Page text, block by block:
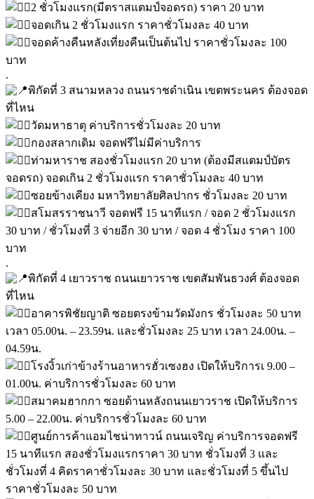
2 ชั่วโมงแรก(มีตราสแตมป์จอดรถ) ราคา 20 บาท
จอดเกิน 2 ชั่วโมงแรก ราคาชั่วโมงละ 40 บาท
จอดค้างคืนหลังเที่ยงคืนเป็นต้นไป ราคาชั่วโมงละ 100
บาท
.
พิกัดที่ 3 สนามหลวง ถนนราชดำเนิน เขตพระนคร ต้องจอด
ที่ไหน
วัดมหาธาตุ ค่าบริการชั่วโมงละ 20 บาท
กองสลากเดิม จอดฟรีไม่มีค่าบริการ
ท่ามหาราช สองชั่วโมงแรก 20 บาท (ต้องมีสแตมป์บัตร
จอดรถ) จอดเกิน 2 ชั่วโมงแรก ราคาชั่วโมงละ 40 บาท
ซอยข้างเคียง มหาวิทยาลัยศิลปากร ชั่วโมงละ 20 บาท
สโมสรราชนาวี จอดฟรี 15 นาทีแรก / จอด 2 ชั่วโมงแรก
30 บาท / ชั่วโมงที่ 3 จ่ายอีก 30 บาท / จอด 4 ชั่วโมง ราคา 100
บาท
.
พิกัดที่ 4 เยาวราช ถนนเยาวราช เขตสัมพันธวงศ์ ต้องจอด
ที่ไหน
อาคารพิชัยญาติ ซอยตรงข้ามวัดมังกร ชั่วโมงละ 50 บาท
เวลา 05.00น. – 23.59น. และชั่วโมงละ 25 บาท เวลา 24.00น. –
04.59น.
โรงงิ้วเก่าข้างร้านอาหารฮั่วเซงฮง เปิดให้บริการเ 9.00 –
01.00น. ค่าบริการชั่วโมงละ 60 บาท
สมาคมฮากกา ซอยด้านหลังถนนเยาวราช เปิดให้บริการ
5.00 – 22.00น. ค่าบริการชั่วโมงละ 60 บาท
ศูนย์การค้าแอมไชน่าทาวน์ ถนนเจริญ ค่าบริการจอดฟรี
15 นาทีแรก สองชั่วโมงแรกราคา 30 บาท ชั่วโมงที่ 3 และ
ชั่วโมงที่ 4 คิดราคาชั่วโมงละ 30 บาท และชั่วโมงที่ 5 ขึ้นไป
ราคาชั่วโมงละ 50 บาท